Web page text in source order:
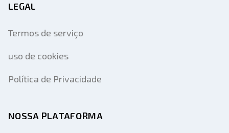
LEGAL
Termos de serviço
uso de cookies
Política de Privacidade
NOSSA PLATAFORMA